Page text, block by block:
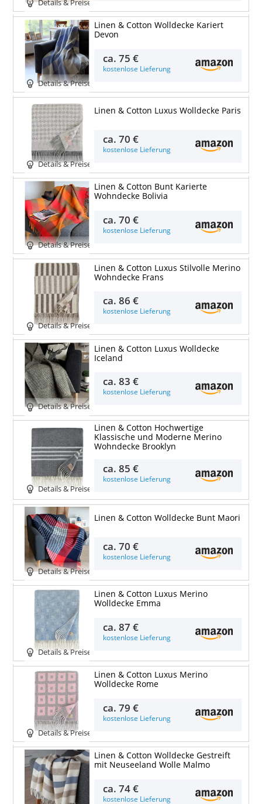
Details & Preise
Details & Preise
Linen & Cotton Wolldecke Kariert
Devon
ca.75 €
kostenlose Lieferung
Details & Preise
Linen & Cotton Luxus Wolldecke Paris
ca.70 €
kostenlose Lieferung
Details & Preise
Linen & Cotton Bunt Karierte
Wohndecke Bolivia
ca.70 €
kostenlose Lieferung
Details & Preise
Linen & Cotton Luxus Stilvolle Merino
Wohndecke Frans
ca.86 €
kostenlose Lieferung
Details & Preise
Linen & Cotton Luxus Wolldecke
Iceland
ca.83 €
kostenlose Lieferung
Details & Preise
Linen & Cotton Hochwertige
Klassische und Moderne Merino
Wohndecke Brooklyn
ca.85 €
kostenlose Lieferung
Details & Preise
Linen & Cotton Wolldecke Bunt Maori
ca.70 €
kostenlose Lieferung
Details & Preise
Linen & Cotton Luxus Merino
Wolldecke Emma
ca.87 €
kostenlose Lieferung
Details & Preise
Linen & Cotton Luxus Merino
Wolldecke Rome
ca.79 €
kostenlose Lieferung
Linen & Cotton Wolldecke Gestreift
mit Neuseeland Wolle Malmo
ca.74 €
kostenlose Lieferung